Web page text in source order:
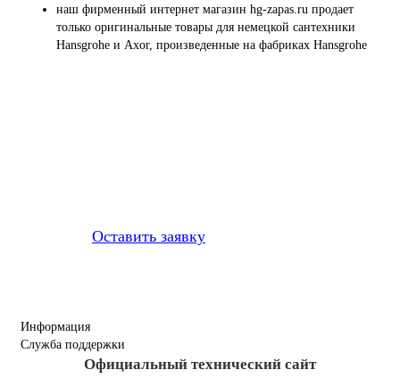
наш фирменный интернет магазин hg-zapas.ru продает
только оригинальные товары для немецкой сантехники
Hansgrohe и Axor, произведенные на фабриках Hansgrohe
Оставить заявку
Информация
Служба поддержки
Официальный технический сайт